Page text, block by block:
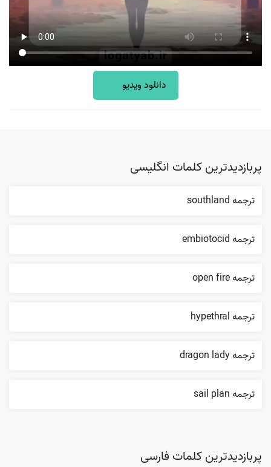
دانلود ویدیو
پربازدیدترین کلمات انگلیسی
ترجمه southland
ترجمه embiotocid
ترجمه open fire
ترجمه hypethral
ترجمه dragon lady
ترجمه sail plan
پربازدیدترین کلمات فارسی